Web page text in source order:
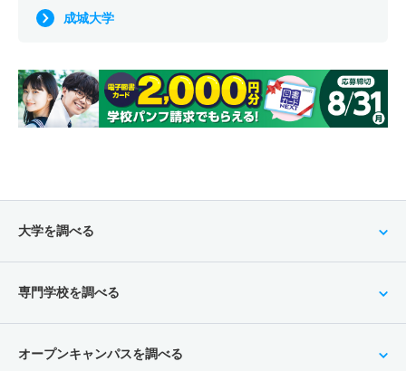
成城大学
大学を調べる
専門学校を調べる
オープンキャンパスを調べる